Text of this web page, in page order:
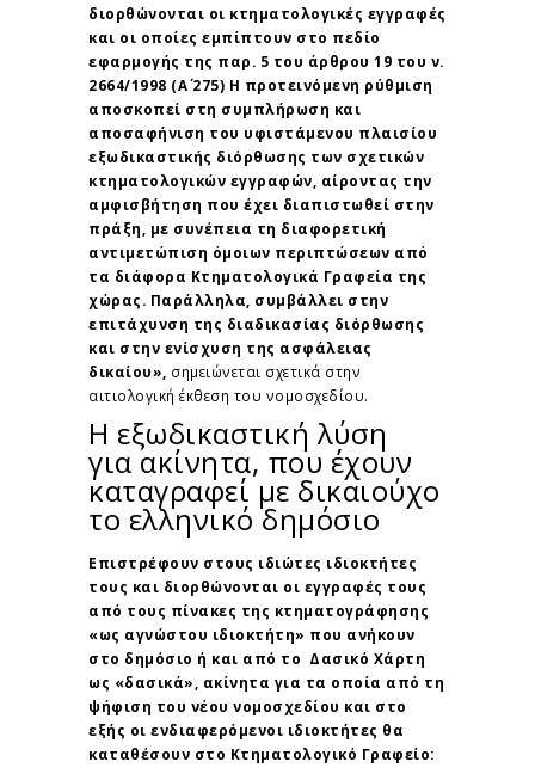
διορθώνονται οι κτηματολογικές εγγραφές
και οι οποίες εμπίπτουν στο πεδίο
εφαρμογής της παρ. 5 του άρθρου 19 του ν.
2664/1998 (Α΄ 275) Η προτεινόμενη ρύθμιση
αποσκοπεί στη συμπλήρωση και
αποσαφήνιση του υφιστάμενου πλαισίου
εξωδικαστικής διόρθωσης των σχετικών
κτηματολογικών εγγραφών, αίροντας την
αμφισβήτηση που έχει διαπιστωθεί στην
πράξη, με συνέπεια τη διαφορετική
αντιμετώπιση όμοιων περιπτώσεων από
τα διάφορα Κτηματολογικά Γραφεία της
χώρας. Παράλληλα, συμβάλλει στην
επιτάχυνση της διαδικασίας διόρθωσης
και στην ενίσχυση της ασφάλειας
δικαίου», σημειώνεται σχετικά στην
αιτιολογική έκθεση του νομοσχεδίου.
Η εξωδικαστική λύση
για ακίνητα, που έχουν
καταγραφεί με δικαιούχο
το ελληνικό δημόσιο
Επιστρέφουν στους ιδιώτες ιδιοκτήτες
τους και διορθώνονται οι εγγραφές τους
από τους πίνακες της κτηματογράφησης
«ως αγνώστου ιδιοκτήτη» που ανήκουν
στο δημόσιο ή και από το Δασικό Χάρτη
ως «δασικά», ακίνητα για τα οποία από τη
ψήφιση του νέου νομοσχεδίου και στο
εξής οι ενδιαφερόμενοι ιδιοκτήτες θα
καταθέσουν στο Κτηματολογικό Γραφείο: